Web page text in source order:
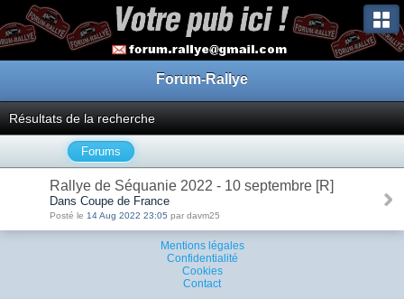
Forum-Rallye
Résultats de la recherche
Forums
Rallye de Séquanie 2022 - 10 septembre [R]
Dans Coupe de France
Posté le 14 Aug 2022 23:05 par davm25
Mentions légales
Confidentialité
Cookies
Contact